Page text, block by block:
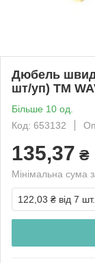
Дюбель
шт/уп) ТМ
Більше 10 од.
Код: 653132
135,37 ₴
Мінімальна сума
122,03 ₴ від 7 шт.